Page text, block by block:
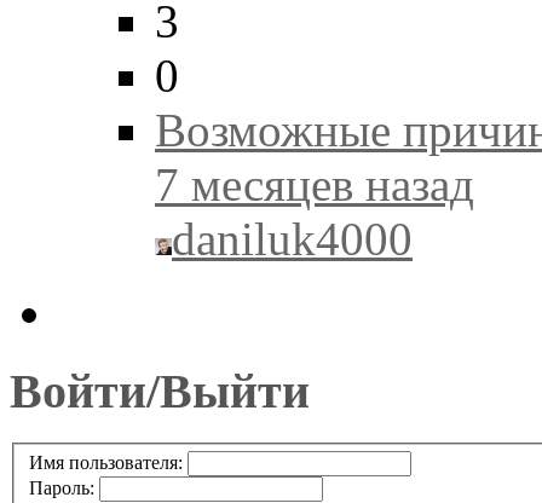
3
0
Возможные
7 месяцев назад
daniluk4000
Войти/Выйти
Имя пользователя:
Пароль: